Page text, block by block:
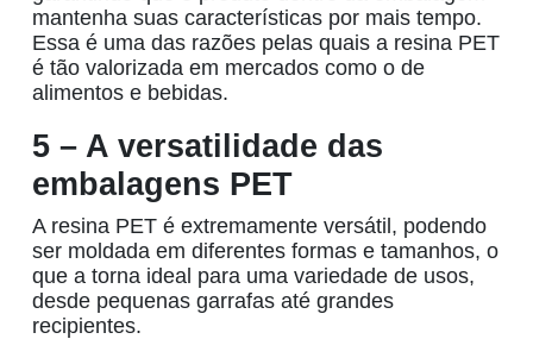
mantenha suas características por mais tempo.
Essa é uma das razões pelas quais a resina PET
é tão valorizada em mercados como o de
alimentos e bebidas.
5 – A versatilidade das
embalagens PET
A resina PET é extremamente versátil, podendo
ser moldada em diferentes formas e tamanhos, o
que a torna ideal para uma variedade de usos,
desde pequenas garrafas até grandes
recipientes.